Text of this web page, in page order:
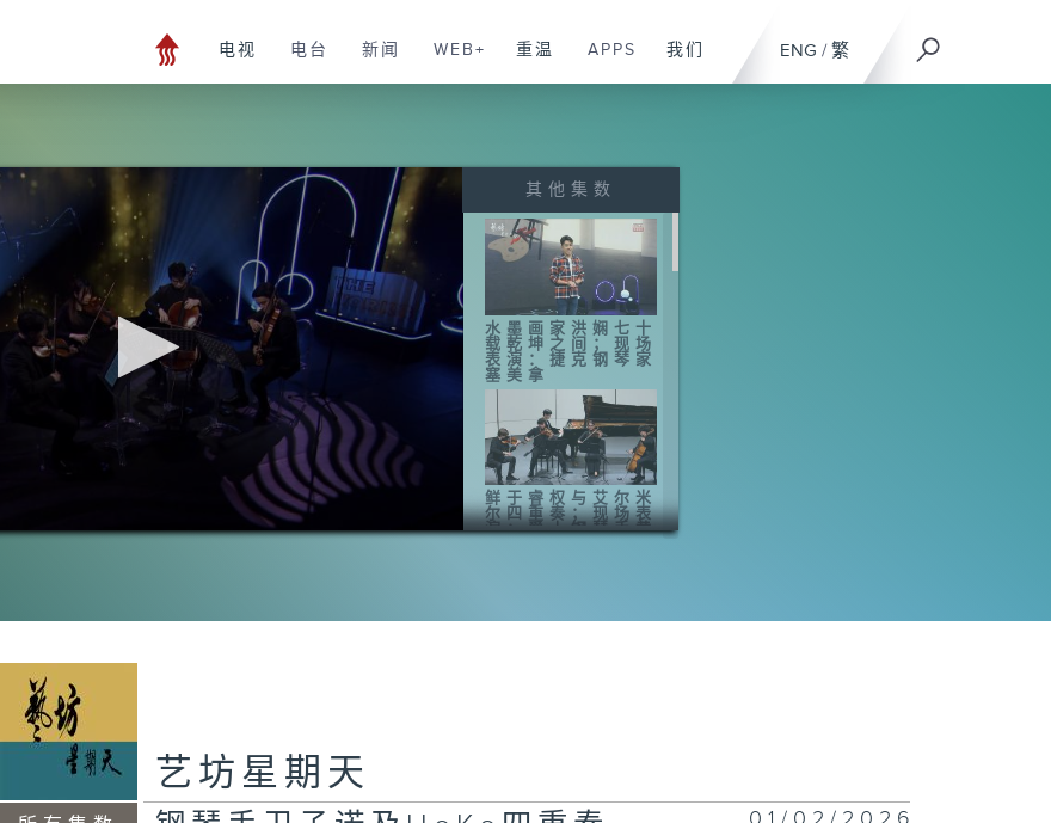
ENG / 繁
电视 电台 新闻 WEB+ 重温 APPS 我们
其他集数
水墨画家洪娴七十
载乾坤之间；现场
表演：捷克钢琴家
塞美拿
鲜于睿权与艾尔米
尔四重奏；现场表
演：爵士钢琴手黄
艺坊星期天